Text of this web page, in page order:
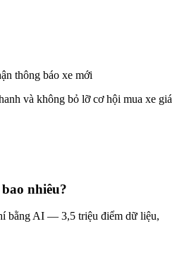
thông báo xe mới
và không bỏ lỡ cơ hội mua xe giá
nhiêu?
bằng AI — 3,5 triệu điểm dữ liệu,